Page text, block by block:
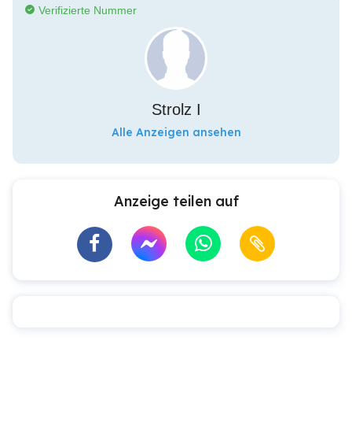
Verifizierte Nummer
Strolz I
Alle Anzeigen ansehen
Anzeige teilen auf